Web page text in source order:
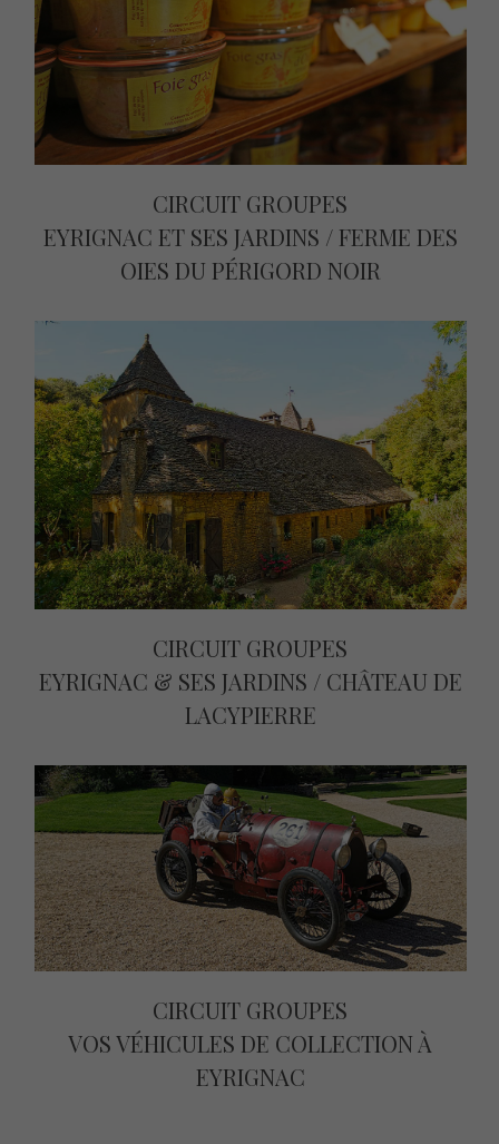
CIRCUIT GROUPES
EYRIGNAC ET SES JARDINS / FERME DES
OIES DU PÉRIGORD NOIR
CIRCUIT GROUPES
EYRIGNAC & SES JARDINS / CHÂTEAU DE
LACYPIERRE
CIRCUIT GROUPES
VOS VÉHICULES DE COLLECTION À
EYRIGNAC